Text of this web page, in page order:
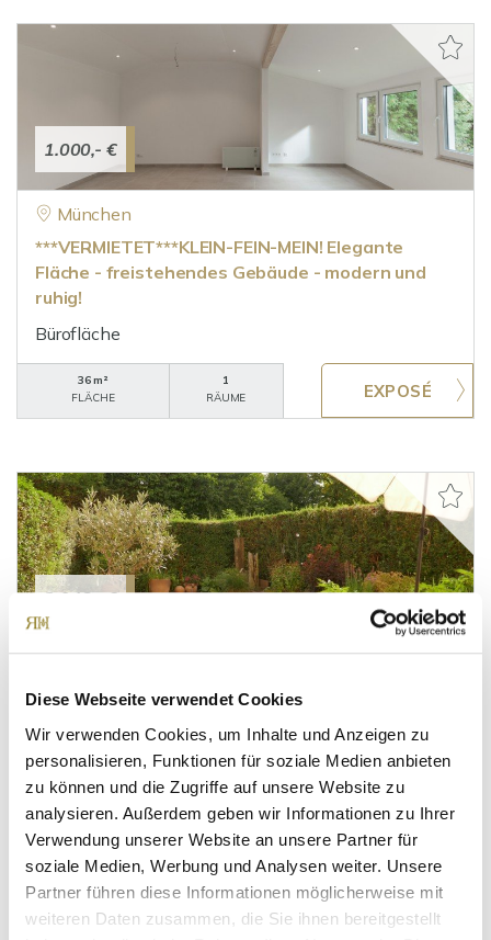
Diese Webseite verwendet Cookies
Wir verwenden Cookies, um Inhalte und Anzeigen zu
personalisieren, Funktionen für soziale Medien anbieten
zu können und die Zugriffe auf unsere Website zu
analysieren. Außerdem geben wir Informationen zu Ihrer
Verwendung unserer Website an unsere Partner für
soziale Medien, Werbung und Analysen weiter. Unsere
Partner führen diese Informationen möglicherweise mit
weiteren Daten zusammen, die Sie ihnen bereitgestellt
1.000,- €
München
***VERMIETET***KLEIN-FEIN-MEIN! Elegante
Fläche - freistehendes Gebäude - modern und
ruhig!
Bürofläche
36 m²
FLÄCHE
1
RÄUME
2.046,- €
*VERMIETET*Familienfreundlich mit ca. 39m2
Erdgeschosswohnung
WOHNFLÄCHE
ZIMMER